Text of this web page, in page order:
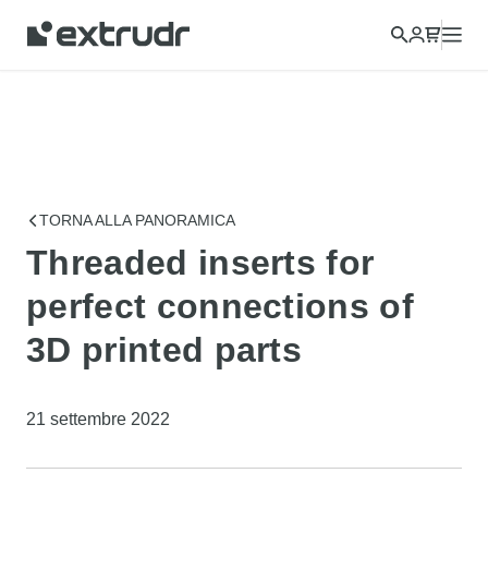
Scegli un altro paese per visualizzare i contenuti della tua zona
e acquistare online.
TORNA ALLA PANORAMICA
Threaded inserts for
perfect connections of
3D printed parts
21 settembre 2022